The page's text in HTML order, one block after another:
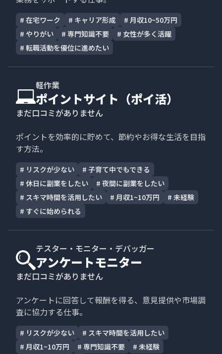
# 在宅ワーク # キャリア形成 # 月収10~50万円
# やりがい # 専門知識不要 # 女性が多く活躍
# 転職活動を優位に進めたい
軽作業
ポイントサイト（ポイ活）
まだ口コミがありません
ポイントを効率的に貯めて、節約やお得な生活を目指
す方法。
# リスクが少ない # 子育て中でもできる
# 休日に副業をしたい # 夜間に副業をしたい
# スキマ時間を活用したい # 月収1~10万円 # 未経験
# すぐに始められる
テスター・モニター・デバッガー
アンケートモニター
まだ口コミがありません
アンケートに回答して報酬を得る、意見提供や市場調
査に協力する仕事。
# リスクが少ない # スキマ時間を活用したい
# 月収1~10万円 # 専門知識不要 # 未経験